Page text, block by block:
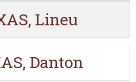
Lineu
Danton